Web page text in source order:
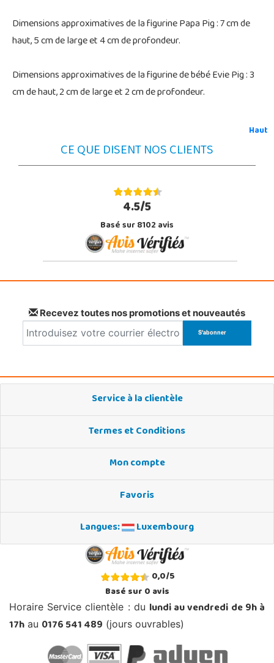
Dimensions approximatives de la figurine Papa Pig : 7 cm de
haut, 5 cm de large et 4 cm de profondeur.
Dimensions approximatives de la figurine de bébé Evie Pig : 3
cm de haut, 2 cm de large et 2 cm de profondeur.
Haut
CE QUE DISENT NOS CLIENTS
4.5/5
Basé sur 8102 avis
Recevez toutes nos promotions et nouveautés
Service à la clientèle
Termes et Conditions
Mon compte
Favoris
Langues:
Luxembourg
0,0/5
Basé sur0avis
Horaire Service clientèle : du lundi au vendredi de 9h à
17h au 0176 541 489 (jours ouvrables)